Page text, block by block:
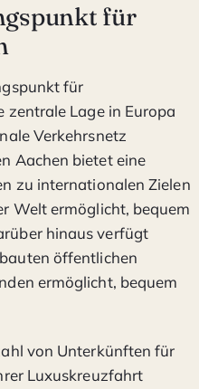
für
für
zentrale Lage in Europa
Verkehrsnetz
Aachen bietet eine
zu internationalen Zielen
Welt ermöglicht, bequem
hinaus verfügt
öffentlichen
ermöglicht, bequem
von Unterkünften für
Luxuskreuzfahrt